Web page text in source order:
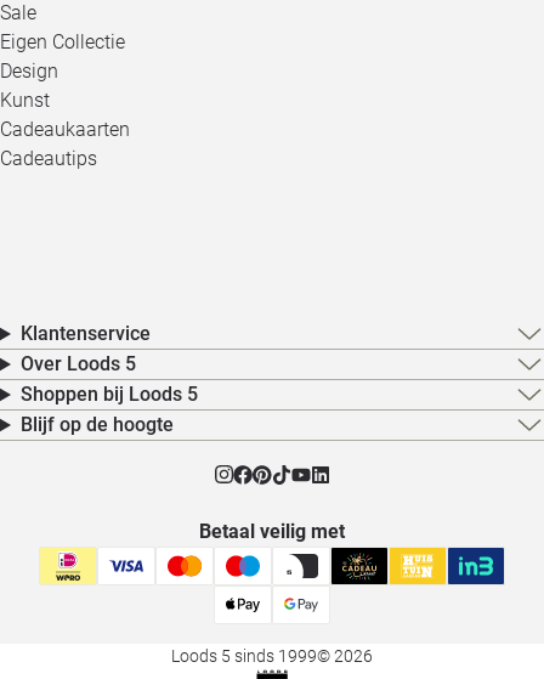
Sale
Eigen Collectie
Design
Kunst
Cadeaukaarten
Cadeautips
Klantenservice
Over Loods 5
Shoppen bij Loods 5
Blijf op de hoogte
Betaal veilig met
Loods 5 sinds 1999© 2026